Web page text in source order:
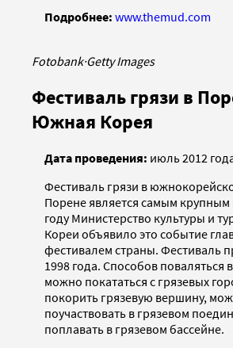
Подробнее: www.themud.com
Fotobank·Getty Images
Фестиваль грязи в
Южная Корея
Дата проведения: июль 2012
Фестиваль грязи в
Порене является самым крупным
году Министерство культуры и
Кореи объявило это событие
фестивалем страны. Фестиваль
1998 года. Способов поваляться
можно покататься с грязевых
покорить грязевую вершину,
поучаствовать в грязевом
поплавать в грязевом бассейне.